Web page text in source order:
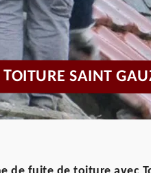
TOITURE SAINT